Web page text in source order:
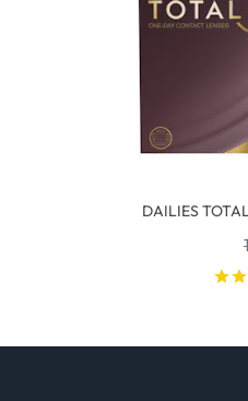
DAILIES